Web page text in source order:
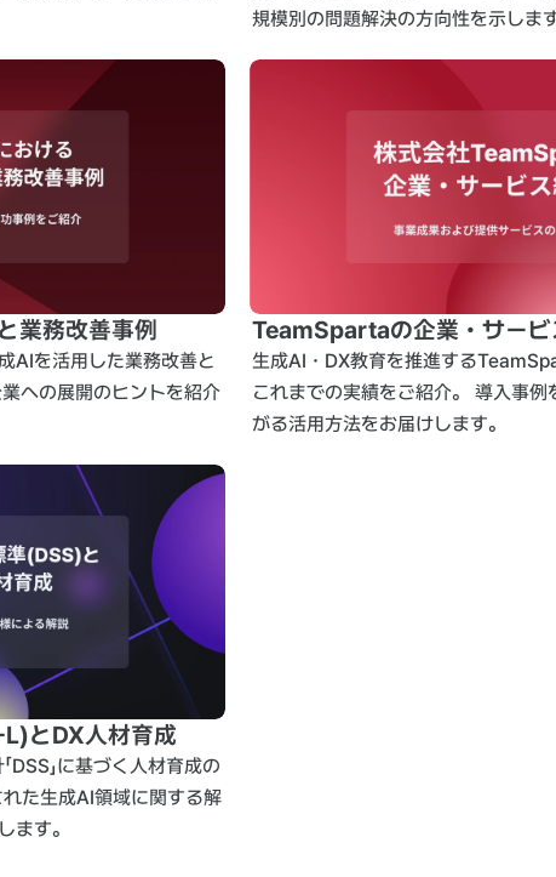
規模別の問題解決の方向性を示します
業務改善事例
AIを活用した業務改善と
への展開のヒントを紹介
TeamSpartaの企業・サービ
生成AI・DX教育を推進する
これまでの実績をご紹介。 導入事
がる活用方法をお届けします。
とDX人材育成
DSS」に基づく人材育成の
た生成AI領域に関する解
ます。